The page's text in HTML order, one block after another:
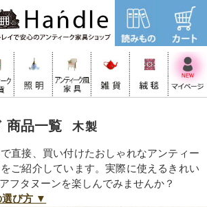
商品一覧 木製
直接、買い付けたおしゃれなアンティー
ご紹介しています。実際に使えるきれい
フタヌーンを楽しんでみませんか？
び方 ▼